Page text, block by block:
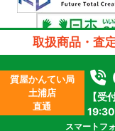
許可
古物商許可番号：第
質
取扱商品・査
質屋かんてい局
土浦店
直通
【
19:30
スマートフ